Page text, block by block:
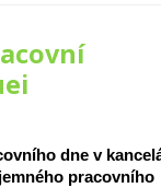
dne v
pracovního